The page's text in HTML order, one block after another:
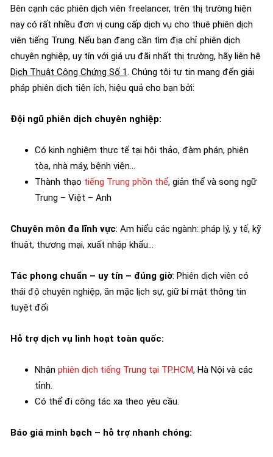
Bên cạnh các phiên dịch viên freelancer, trên thị trường hiện
nay có rất nhiều đơn vị cung cấp dịch vụ cho thuê phiên dịch
viên tiếng Trung. Nếu bạn đang cần tìm địa chỉ phiên dịch
chuyên nghiệp, uy tín với giá ưu đãi nhất thị trường, hãy liên hệ
Dịch Thuật Công Chứng Số 1. Chúng tôi tự tin mang đến giải
pháp phiên dịch tiện ích, hiệu quả cho bạn bởi:
Đội ngũ phiên dịch chuyên nghiệp:
Có kinh nghiệm thực tế tại hội thảo, đàm phán, phiên
tòa, nhà máy, bệnh viện…
Thành thạo tiếng Trung phồn thể, giản thể và song ngữ
Trung – Việt – Anh
Chuyên môn đa lĩnh vực: Am hiểu các ngành: pháp lý, y tế, kỹ
thuật, thương mại, xuất nhập khẩu…
Tác phong chuẩn – uy tín – đúng giờ: Phiên dịch viên có
thái độ chuyên nghiệp, ăn mặc lịch sự, giữ bí mật thông tin
tuyệt đối
Hỗ trợ dịch vụ linh hoạt toàn quốc:
Nhận phiên dịch tiếng Trung tại TP.HCM, Hà Nội và các
tỉnh.
Có thể đi công tác xa theo yêu cầu.
Báo giá minh bạch – hỗ trợ nhanh chóng: